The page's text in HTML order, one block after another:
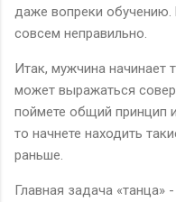
даже вопреки
совсем неправильно.
Итак, мужчина начинает
может выражаться
поймете общий принцип
то начнете находить
раньше.
Главная задача «танца»